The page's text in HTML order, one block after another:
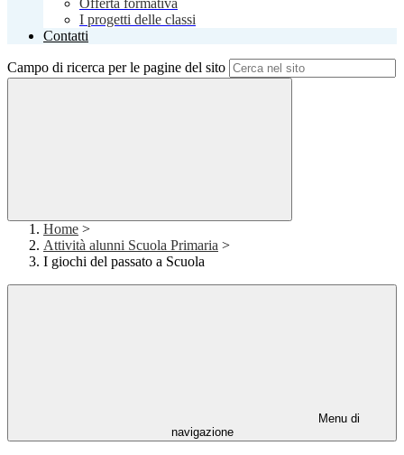
Offerta formativa
I progetti delle classi
Contatti
Campo di ricerca per le pagine del sito
Home >
Attività alunni Scuola Primaria >
I giochi del passato a Scuola
Menu di
navigazione